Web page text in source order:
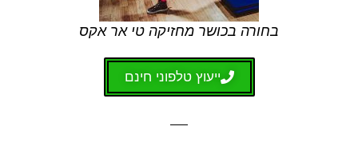
בחורה בכושר מחזיקה טי אר אקס
ייעוץ טלפוני חינם